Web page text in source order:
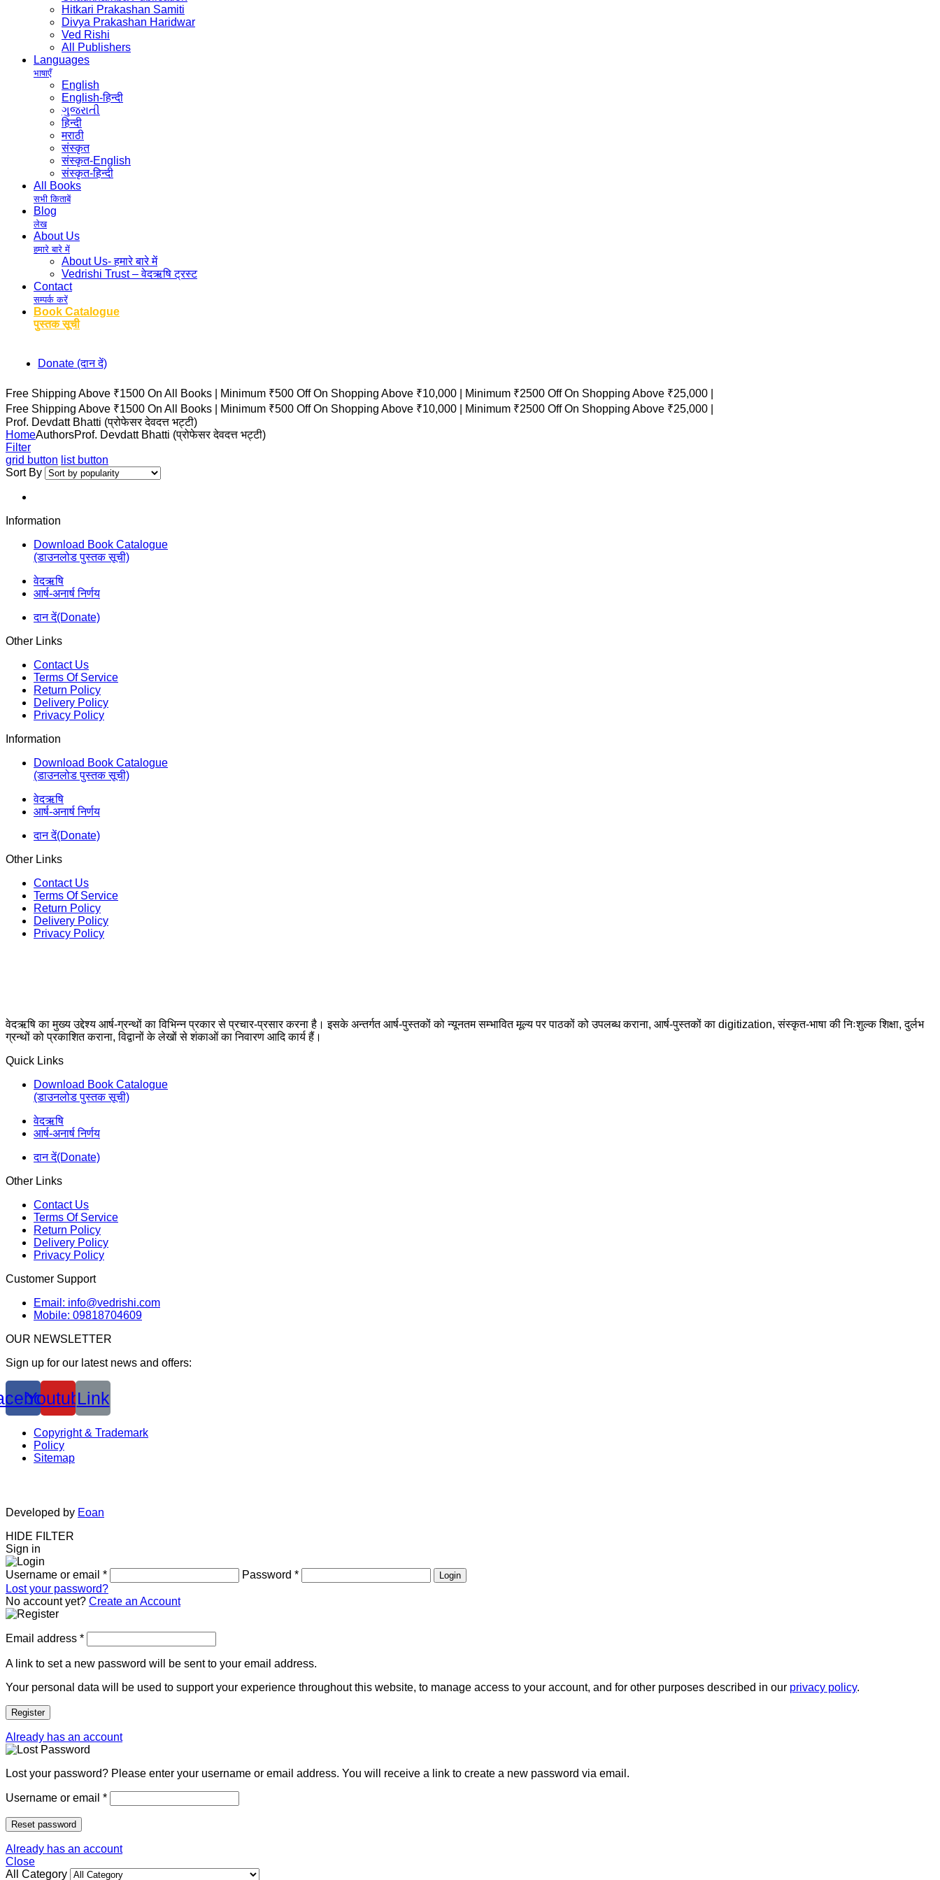
Hitkari Prakashan Samiti
Divya Prakashan Haridwar
Ved Rishi
All Publishers
Languages
भाषाएँ
English
English-हिन्दी
ગુજરાતી
हिन्दी
मराठी
संस्कृत
संस्कृत-English
संस्कृत-हिन्दी
All Books
सभी किताबें
Blog
लेख
About Us
हमारे बारे में
About Us- हमारे बारे में
Vedrishi Trust – वेदऋषि ट्रस्ट
Contact
सम्पर्क करें
Book Catalogue
पुस्तक सूची
Donate (दान दें)
Free Shipping Above ₹1500 On All Books | Minimum ₹500 Off On Shopping Above ₹10,000 |
Minimum ₹2500 Off On Shopping Above ₹25,000 |
Free Shipping Above ₹1500 On All Books |
Minimum ₹500 Off On Shopping Above ₹10,000 |
Minimum ₹2500 Off On Shopping Above ₹25,000 |
Prof. Devdatt Bhatti (प्रोफेसर देवदत्त भट्टी)
HomeAuthorsProf. Devdatt Bhatti (प्रोफेसर देवदत्त भट्टी)
Filter
grid button list button
Sort By
Information
Download Book Catalogue
(डाउनलोड पुस्तक सूची)
वेदऋषि
आर्ष-अनार्ष निर्णय
दान दें(Donate)
Other Links
Contact Us
Terms Of Service
Return Policy
Delivery Policy
Privacy Policy
Information
Download Book Catalogue
(डाउनलोड पुस्तक सूची)
वेदऋषि
आर्ष-अनार्ष निर्णय
दान दें(Donate)
Other Links
Contact Us
Terms Of Service
Return Policy
Delivery Policy
Privacy Policy
वेदऋषि का मुख्य उद्देश्य आर्ष-ग्रन्थों का विभिन्न प्रकार से प्रचार-प्रसार करना है। इसके अन्तर्गत आर्ष-पुस्तकों को न्यूनतम सम्भावित मूल्य पर पाठकों को उपलब्ध कराना, आर्ष-पुस्तकों का digitization, संस्कृत-भाषा की निःशुल्क शिक्षा, दुर्लभ
ग्रन्थों को प्रकाशित कराना, विद्वानों के लेखों से शंकाओं का निवारण आदि कार्य हैं।
Quick Links
Download Book Catalogue
(डाउनलोड पुस्तक सूची)
वेदऋषि
आर्ष-अनार्ष निर्णय
दान दें(Donate)
Other Links
Contact Us
Terms Of Service
Return Policy
Delivery Policy
Privacy Policy
Customer Support
Email: info@vedrishi.com
Mobile: 09818704609
OUR NEWSLETTER
Sign up for our latest news and offers:
YoutubeLink
Copyright & Trademark
Policy
Sitemap
Developed by Eoan
HIDE FILTER
Sign in
Username or email * Password * Login
Lost your password?
No account yet? Create an Account
Email address *
A link to set a new password will be sent to your email address.
Your personal data will be used to support your experience throughout this website, to manage access to your account, and for other purposes described in our privacy policy.
Register
Already has an account
Lost your password? Please enter your username or email address. You will receive a link to create a new password via email.
Username or email *
Reset password
Already has an account
Close
All Category